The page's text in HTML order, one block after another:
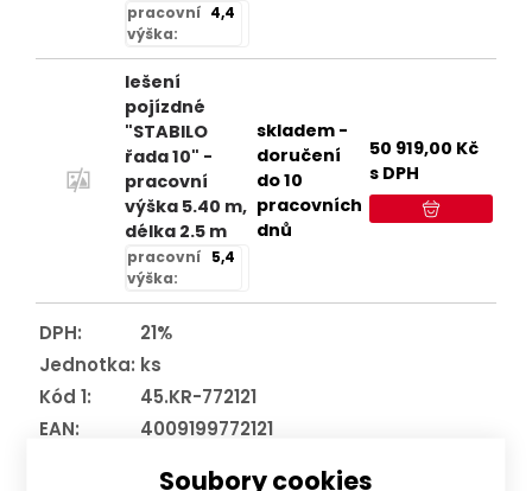
pracovní
výška:
4,4
lešení
pojízdné
"STABILO
řada 10" -
pracovní
výška 5.40 m,
délka 2.5 m
pracovní
výška:
5,4
skladem -
doručení
do 10
pracovních
dnů
50 919,00 Kč
s DPH
DPH:
21%
Jednotka: ks
Kód 1:
45.KR-772121
EAN:
4009199772121
Soubory cookies